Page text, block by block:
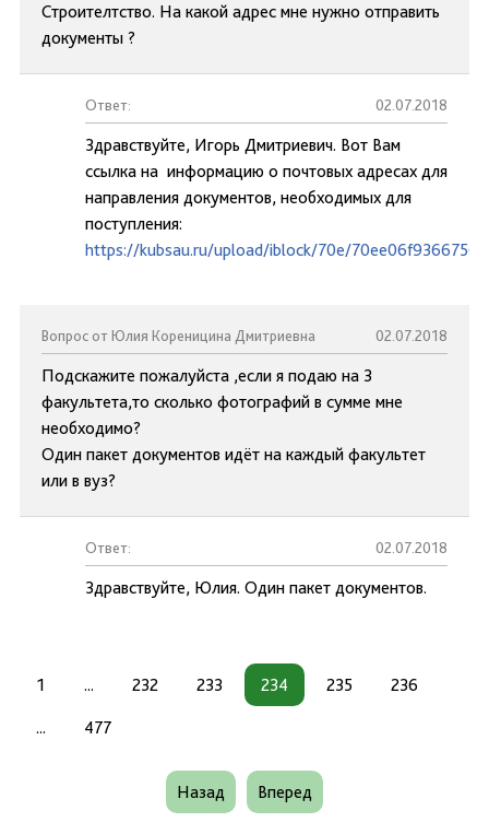
Строителтство. На какой адрес мне нужно отправить
документы ?
Ответ: 02.07.2018
Здравствуйте, Игорь Дмитриевич. Вот Вам
ссылка на информацию о почтовых адресах для
направления документов, необходимых для
поступления:
https://kubsau.ru/upload/iblock/70e/
Вопрос от Юлия Кореницина Дмитриевна 02.07.2018
Подскажите пожалуйста ,если я подаю на 3
факультета,то сколько фотографий в сумме мне
необходимо?
Один пакет документов идёт на каждый факультет
или в вуз?
Ответ: 02.07.2018
Здравствуйте, Юлия. Один пакет документов.
1 ... 232 233 234 235 236
... 477
Назад Вперед